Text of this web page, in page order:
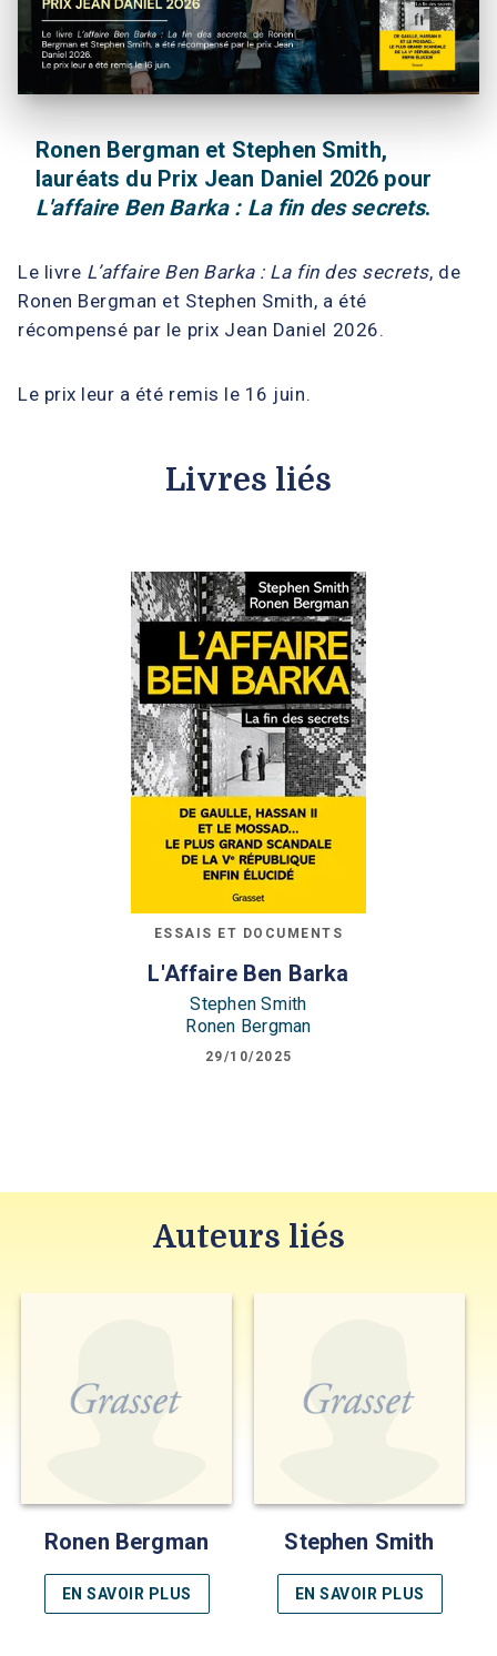
Ronen Bergman et Stephen Smith,
lauréats du Prix Jean Daniel 2026 pour
L'affaire Ben Barka : La fin des secrets.
Le livre L’affaire Ben Barka : La fin des secrets, de
Ronen Bergman et Stephen Smith, a été
récompensé par le prix Jean Daniel 2026.
Le prix leur a été remis le 16 juin.
Livres liés
ESSAIS ET DOCUMENTS
L'Affaire Ben Barka
Stephen Smith
Ronen Bergman
29/10/2025
Auteurs liés
Ronen Bergman
EN SAVOIR PLUS
Stephen Smith
EN SAVOIR PLUS